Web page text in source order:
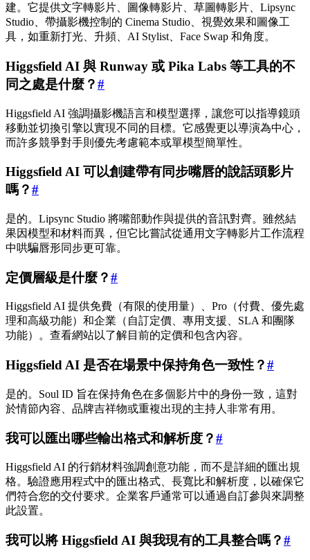
建。它提供文字轉影片、圖像轉影片、草圖轉影片、Lipsync
Studio、帶攝影機控制的 Cinema Studio、視覺效果和圖像工
具，如重新打光、升頻、AI Stylist、Face Swap 和角度。
Higgsfield AI 與 Runway 或 Pika Labs 等工具的不
同之處是什麼？#
Higgsfield AI 強調攝影機語言和模型選擇，讓您可以指導鏡頭
移動並切換引擎以實現不同的目標。它感覺更以導演為中心，
而許多競爭對手則優先考慮範本或單模型簡單性。
Higgsfield AI 可以創建帶有同步嘴唇的說話頭影片
嗎？#
是的。Lipsync Studio 將嘴部動作與提供的音訊對齊。雖然結
果因模型和材料而異，但它比嘗試從通用文字轉影片工作流程
中哄騙唇形同步更可靠。
定價層級是什麼？#
Higgsfield AI 提供免費（有限的使用量）、Pro（付費、優先處
理和高級功能）和企業（自訂定價、專用支援、SLA 和團隊
功能）。查看網站以了解目前的定價和包含內容。
Higgsfield AI 是否在場景中保持角色一致性？#
是的。Soul ID 旨在保持角色在多個影片中的身份一致，這對
於情節內容、品牌吉祥物或重複出現的主持人非常有用。
我可以匯出哪些輸出格式和解析度？#
Higgsfield AI 的行銷材料強調創意功能，而不是詳細的匯出規
格。驗證應用程式中的匯出格式、長寬比和解析度，以確保它
們符合您的交付要求。企業客戶通常可以通過自訂參與來調整
此設置。
我可以將 Higgsfield AI 與我現有的工具整合嗎？#